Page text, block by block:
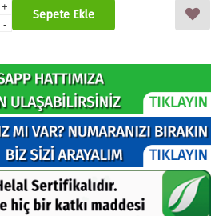
+
-
Sepete Ekle